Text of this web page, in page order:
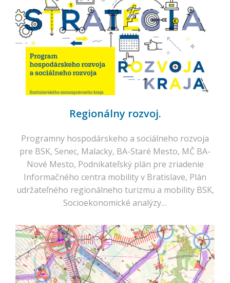
Regionálny rozvoj.
Programny hospodárskeho a sociálneho rozvoja
pre BSK, Senec, Malacky, BA-Staré Mesto, MČ BA-
Nové Mesto, Podnikateľský plán pre zriadenie
Informačného centra mobility v Bratislave, Plán
udržateľného regionálneho turizmu a mobility BSK,
Socioekonomické analýzy…